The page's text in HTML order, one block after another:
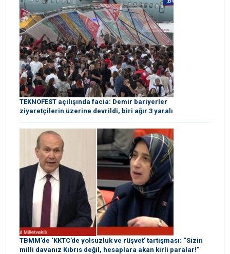
TEKNOFEST açılışında facia: Demir bariyerler
ziyaretçilerin üzerine devrildi, biri ağır 3 yaralı
TBMM’de ‘KKTC’de yolsuzluk ve rüşvet’ tartışması: “Sizin
milli davanız Kıbrıs değil, hesaplara akan kirli paralar!”